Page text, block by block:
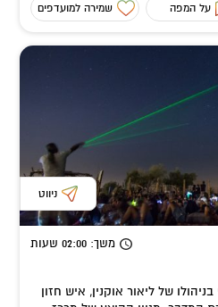
על המפה שמירה למועדפים
ניווט
משך: 02:00 שעות
של ליאור אוקנין, איש חזון